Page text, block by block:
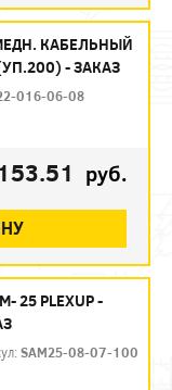
КАБЕЛЬНЫЙ
- ЗАКАЗ
016-06-08
руб.
25 PLEXUP -
SAM25-08-07-100